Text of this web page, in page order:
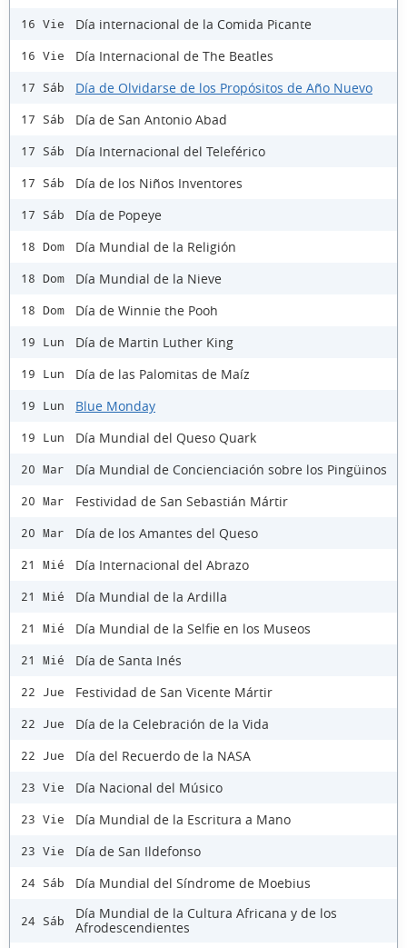
16 Vie Día internacional de la Comida Picante
16 Vie Día Internacional de The Beatles
17 Sáb Día de Olvidarse de los Propósitos de Año Nuevo
17 Sáb Día de San Antonio Abad
17 Sáb Día Internacional del Teleférico
17 Sáb Día de los Niños Inventores
17 Sáb Día de Popeye
18 Dom Día Mundial de la Religión
18 Dom Día Mundial de la Nieve
18 Dom Día de Winnie the Pooh
19 Lun Día de Martin Luther King
19 Lun Día de las Palomitas de Maíz
19 Lun Blue Monday
19 Lun Día Mundial del Queso Quark
20 Mar Día Mundial de Concienciación sobre los Pingüinos
20 Mar Festividad de San Sebastián Mártir
20 Mar Día de los Amantes del Queso
21 Mié Día Internacional del Abrazo
21 Mié Día Mundial de la Ardilla
21 Mié Día Mundial de la Selfie en los Museos
21 Mié Día de Santa Inés
22 Jue Festividad de San Vicente Mártir
22 Jue Día de la Celebración de la Vida
22 Jue Día del Recuerdo de la NASA
23 Vie Día Nacional del Músico
23 Vie Día Mundial de la Escritura a Mano
23 Vie Día de San Ildefonso
24 Sáb Día Mundial del Síndrome de Moebius
24 Sáb
Día Mundial de la Cultura Africana y de los
Afrodescendientes